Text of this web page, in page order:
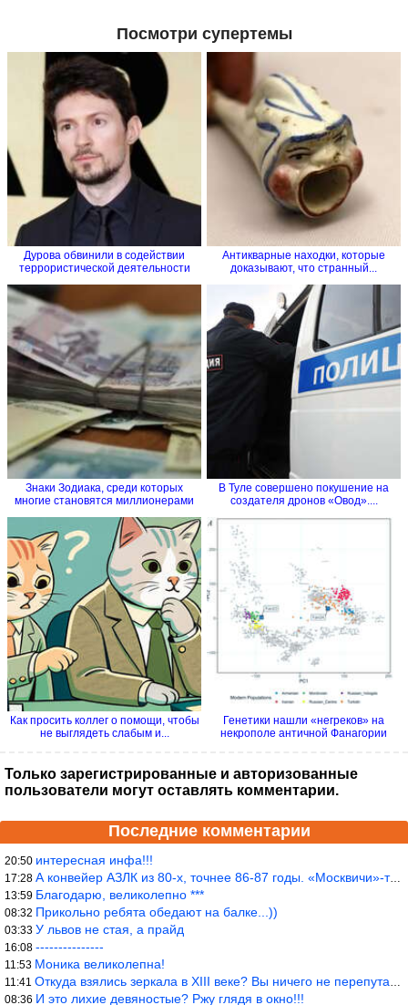
Посмотри супертемы
Дурова обвинили в содействии
террористической деятельности
Антикварные находки, которые
доказывают, что странный...
Знаки Зодиака, среди которых
многие становятся миллионерами
В Туле совершено покушение на
создателя дронов «Овод»....
Как просить коллег о помощи, чтобы
не выглядеть слабым и...
Генетики нашли «негреков» на
некрополе античной Фанагории
Только зарегистрированные и авторизованные
пользователи могут оставлять комментарии.
Последние комментарии
20:50 интересная инфа!!!
17:28 А конвейер АЗЛК из 80-х, точнее 86-87 годы. «Москвичи»-то из пер
13:59 Благодарю, великолепно ***
08:32 Прикольно ребята обедают на балке...))
03:33 У львов не стая, а прайд
16:08 ---------------
11:53 Моника великолепна!
11:41 Откуда взялись зеркала в XIII веке? Вы ничего не перепутали?
08:36 И это лихие девяностые? Ржу глядя в окно!!!